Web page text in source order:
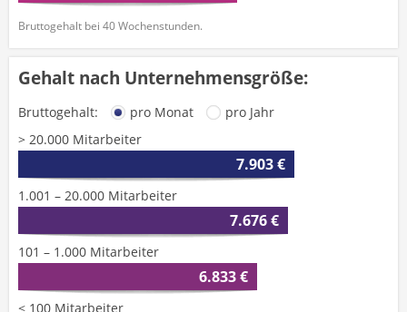
Bruttogehalt bei 40 Wochenstunden.
Gehalt nach Unternehmensgröße:
Bruttogehalt: pro Monat
pro Jahr
> 20.000 Mitarbeiter
7.903 €
1.001 – 20.000 Mitarbeiter
7.676 €
101 – 1.000 Mitarbeiter
6.833 €
< 100 Mitarbeiter